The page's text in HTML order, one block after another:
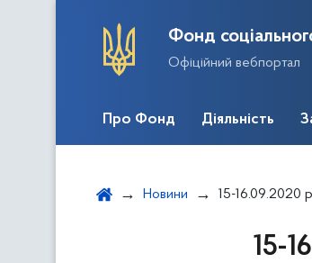
Фонд
Офіційний вебпортал
Про Фонд Діяльність
Новини 15-16.09.2020 року відбудеться
15-